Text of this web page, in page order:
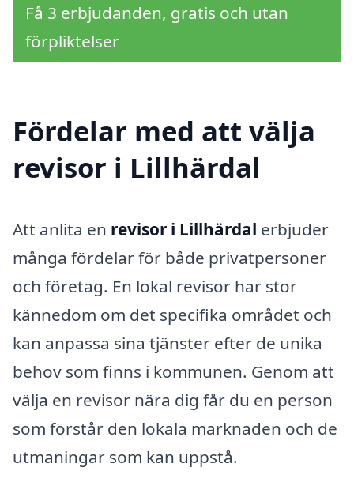
Få 3 erbjudanden, gratis och utan
förpliktelser
Fördelar med att välja
revisor i Lillhärdal
Att anlita en revisor i Lillhärdal erbjuder
många fördelar för både privatpersoner
och företag. En lokal revisor har stor
kännedom om det specifika området och
kan anpassa sina tjänster efter de unika
behov som finns i kommunen. Genom att
välja en revisor nära dig får du en person
som förstår den lokala marknaden och de
utmaningar som kan uppstå.